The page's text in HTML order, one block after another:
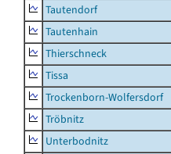
Tautendorf
Tautenhain
Thierschneck
Tissa
Trockenborn-Wolfersdorf
Tröbnitz
Unterbodnitz